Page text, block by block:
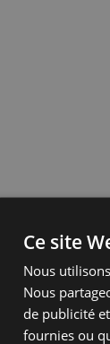
Ce site
Nous
Nous
de publicité
fournies ou